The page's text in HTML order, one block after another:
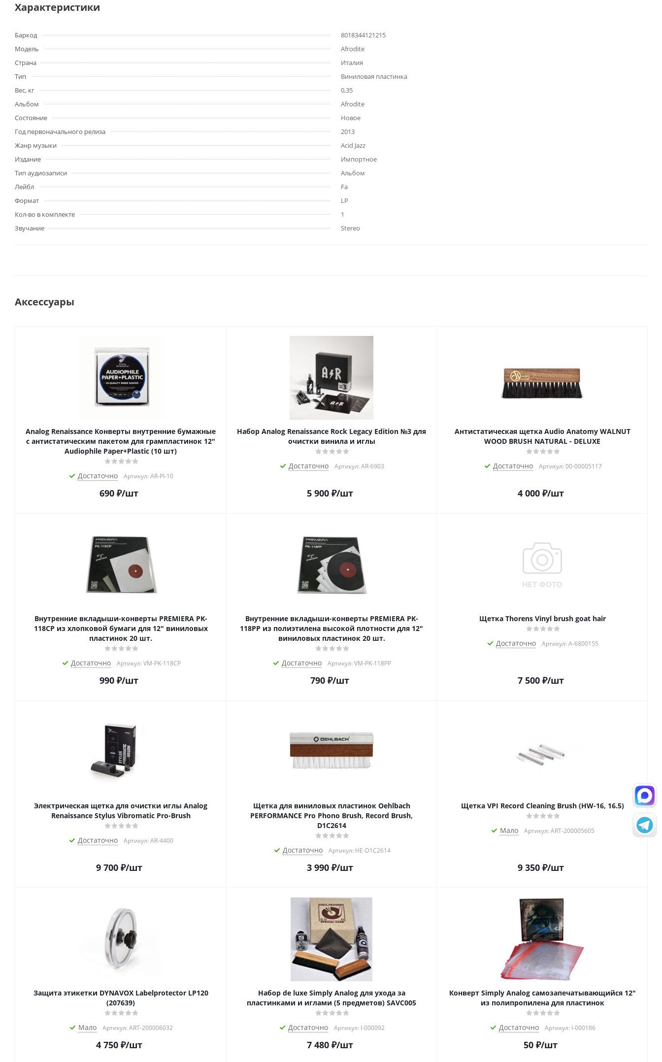
Характеристики
Баркод
8018344121215
Модель
Afrodite
Страна
Италия
Тип
Виниловая пластинка
Вес, кг
0,35
Альбом
Afrodite
Состояние
Новое
Год первоначального релиза
2013
Жанр музыки
Acid Jazz
Издание
Импортное
Тип аудиозаписи
Альбом
Лейбл
Fa
Формат
LP
Кол-во в комплекте
1
Звучание
Stereo
Аксессуары
Analog Renaissance Конверты внутренние бумажные
с антистатическим пакетом для грампластинок 12"
Audiophile Paper+Plastic (10 шт)
Достаточно Артикул: AR-PI-10
690 ₽/шт
Набор Analog Renaissance Rock Legacy Edition №3 для
очистки винила и иглы
Достаточно Артикул: AR-6903
5 900₽/шт
Антистатическая щетка Audio Anatomy WALNUT
WOOD BRUSH NATURAL - DELUXE
Достаточно Артикул: 00-00005117
4 000₽/шт
Внутренние вкладыши-конверты PREMIERA PK-
118CP из хлопковой бумаги для 12" виниловых
пластинок 20 шт.
Достаточно Артикул: VM-PK-118CP
990 ₽/шт
Внутренние вкладыши-конверты PREMIERA PK-
118PP из полиэтилена высокой плотности для 12"
виниловых пластинок 20 шт.
Достаточно Артикул: VM-PK-118PP
790 ₽/шт
Щетка Thorens Vinyl brush goat hair
Достаточно Артикул: A-6800155
7 500₽/шт
Электрическая щетка для очистки иглы Analog
Renaissance Stylus Vibromatic Pro-Brush
Достаточно Артикул: AR-4400
9 700₽/шт
Щетка для виниловых пластинок Oehlbach
PERFORMANCE Pro Phono Brush, Record Brush,
D1C2614
Достаточно Артикул: HE-D1C2614
3 990₽/шт
Щетка VPI Record Cleaning Brush (HW-16, 16.5)
Мало Артикул: ART-200005605
9 350₽/шт
Защита этикетки DYNAVOX Labelprotector LP120
(207639)
Мало Артикул: ART-200006032
4 750₽/шт
Набор de luxe Simply Analog для ухода за
пластинками и иглами (5 предметов) SAVC005
Достаточно Артикул: I-000092
7 480₽/шт
Конверт Simply Analog самозапечатывающийся 12"
из полипропилена для пластинок
Достаточно Артикул: I-000186
50 ₽/шт